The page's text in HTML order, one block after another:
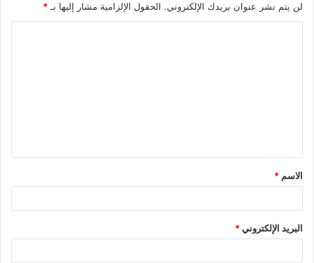
لن يتم نشر عنوان بريدك الإلكتروني. الحقول الإلزامية مشار إليها بـ*
ق
*
الاسم *
البريد الإلكتروني*